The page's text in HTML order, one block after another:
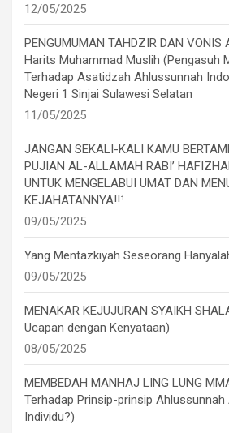
12/05/2025
PENGUMUMAN TAHDZIR DAN
Harits Muhammad Muslih (Pengasuh
Terhadap Asatidzah Ahlussunnah
Negeri 1 Sinjai Sulawesi Selatan
11/05/2025
JANGAN SEKALI-KALI KAMU
PUJIAN AL-ALLAMAH RABI’
UNTUK MENGELABUI UMAT DAN
KEJAHATANNYA!!¹
09/05/2025
Yang Mentazkiyah Seseorang
09/05/2025
MENAKAR KEJUJURAN SYAIKH
Ucapan dengan Kenyataan)
08/05/2025
MEMBEDAH MANHAJ LING LUNG
Terhadap Prinsip-prinsip
Individu?)